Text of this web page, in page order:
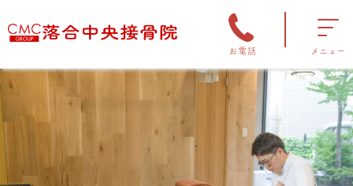
お電話 メニュー